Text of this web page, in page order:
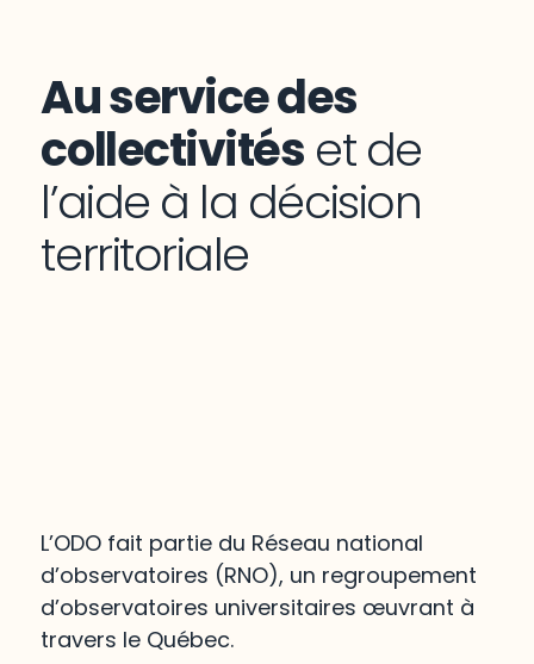
Au service des
collectivités et de
l’aide à la décision
territoriale
L’ODO fait partie du Réseau national
d’observatoires (RNO), un regroupement
d’observatoires universitaires œuvrant à
travers le Québec.